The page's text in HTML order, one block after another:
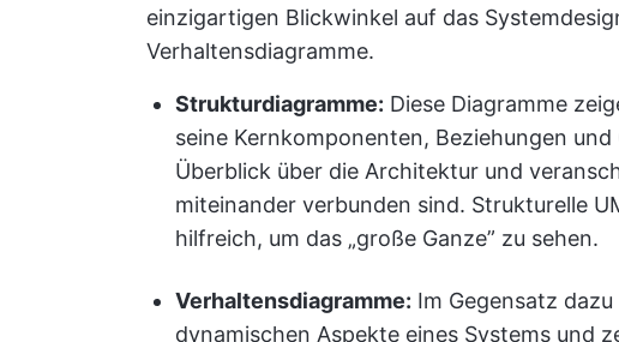
einzigartigen Blickwinkel auf das
Verhaltensdiagramme.
Strukturdiagramme: Diese Diagramme
seine Kernkomponenten, Beziehungen
Überblick über die Architektur und
miteinander verbunden sind. Strukturelle
hilfreich, um das „große Ganze” zu sehen.
Verhaltensdiagramme: Im Gegensatz
dynamischen Aspekte eines Systems und